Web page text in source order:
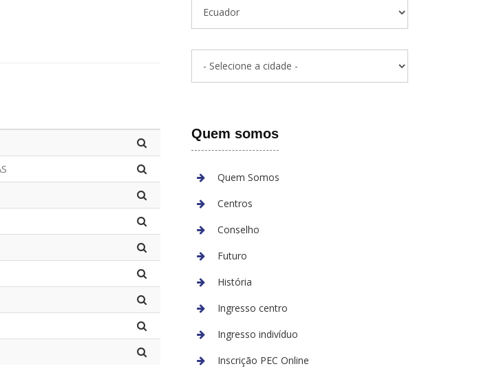
Quem somos
Quem Somos
Centros
Conselho
Futuro
História
Ingresso centro
Ingresso indivíduo
Inscrição PEC Online